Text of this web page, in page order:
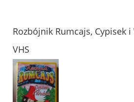
Rozbójnik Rumcajs, Cypisek
VHS